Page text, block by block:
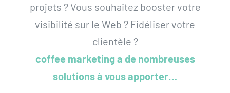
projets ? Vous souhaitez booster votre
visibilité sur le Web ? Fidéliser votre
clientèle ?
coffee marketing a de nombreuses
solutions à vous apporter…